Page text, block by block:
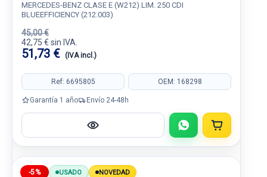
MERCEDES-BENZ CLASE E (W212) LIM. 250 CDI
BLUEEFFICIENCY (212.003)
45,00 €
42,75 € sin IVA.
51,73 € (IVA incl.)
Ref: 6695805 OEM: 168298
Garantía 1 año Envío 24-48h
-5% USADO NOVEDAD